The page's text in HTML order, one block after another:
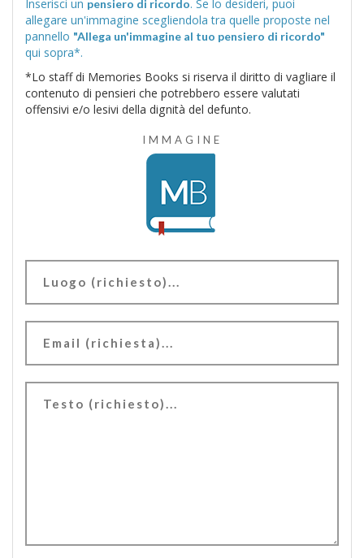
Inserisci un pensiero di ricordo. Se lo desideri, puoi
allegare un'immagine scegliendola tra quelle proposte nel
pannello "Allega un'immagine al tuo pensiero di ricordo"
qui sopra*.
*Lo staff di Memories Books si riserva il diritto di vagliare il
contenuto di pensieri che potrebbero essere valutati
offensivi e/o lesivi della dignità del defunto.
IMMAGINE